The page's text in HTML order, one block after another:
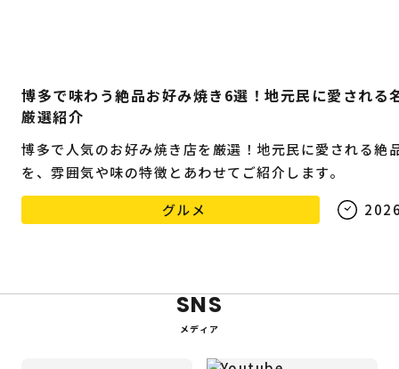
博多で味わう絶品お好み焼き6選！地元民に愛される
厳選紹介
博多で人気のお好み焼き店を厳選！地元民に愛される絶
を、雰囲気や味の特徴とあわせてご紹介します。
グルメ
SNS
メディア